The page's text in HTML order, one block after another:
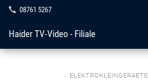
08761 5267
Haider TV-Video - Filiale
ELEKTROKLEINGERAETE